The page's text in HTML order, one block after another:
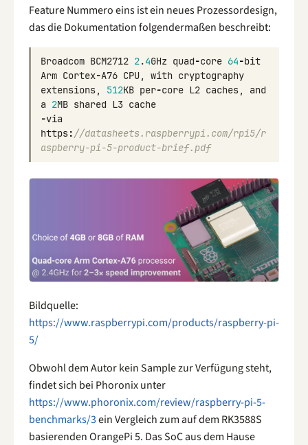
Feature Nummero eins ist ein neues Prozessordesign,
das die Dokumentation folgendermaßen beschreibt:
Broadcom BCM2712 2.4GHz quad-core 64-bit
Arm Cortex-A76 CPU, with cryptography
extensions, 512KB per-core L2 caches,
and
a 2MB shared L3 cache
-via
https://datasheets.raspberrypi.com/rpi5/r
aspberry-pi-5-product-brief.pdf
Bildquelle:
https://www.raspberrypi.com/products/raspberry-pi-
5/
Obwohl dem Autor kein Sample zur Verfügung steht,
findet sich bei Phoronix unter
https://www.phoronix.com/review/raspberry-pi-5-
benchmarks/3ein Vergleich zum auf dem RK3588S
basierenden OrangePi 5. Das SoC aus dem Hause